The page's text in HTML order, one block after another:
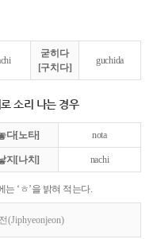
굳히다
[구치다]
guchida
로 소리 나는 경우
다[노타] nota
지[나치] nachi
는 ‘ㅎ’을 밝혀 적는다.
(Jiphyeonjeon)